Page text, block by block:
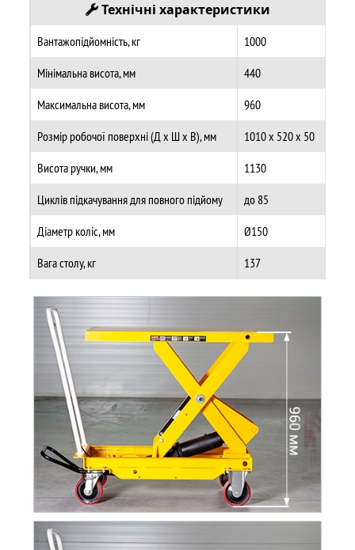
Технічні характеристики
Вантажопідйомність, кг
1000
Мінімальна висота, мм
440
Максимальна висота, мм
960
Розмір робочої поверхні (Д х Ш х В), мм
1010 х 520 х 50
Висота ручки, мм
1130
Циклів підкачування для повного підйому
до 85
Діаметр коліс, мм
Ø150
Вага столу, кг
137